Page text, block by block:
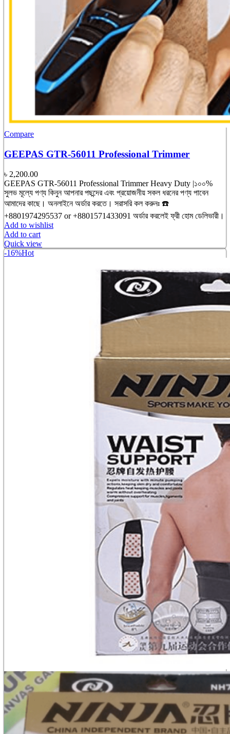
Compare
GEEPAS GTR-56011 Professional Trimmer
৳ 2,200.00
GEEPAS GTR-56011 Professional Trimmer Heavy Duty |১০০%
সুলভ মূল্যে পণ্য কিনুন আপনার পছন্দের এবং প্রয়োজনীয় সকল ধরনের পণ্য পাবেন
আমাদের কাছে। অনলাইনে অর্ডার করতে। সরাসরি কল করুনঃ ☎️
+8801974295537 or +8801571433091 অর্ডার করলেই ফ্রী হোম ডেলিভারী।
Add to wishlist
Add to cart
Quick view
-16%Hot